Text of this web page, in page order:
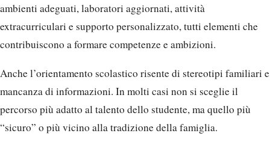
ambienti adeguati, laboratori aggiornati, attività
extracurriculari e supporto personalizzato, tutti elementi che
contribuiscono a formare competenze e ambizioni.
Anche l’orientamento scolastico risente di stereotipi familiari e
mancanza di informazioni. In molti casi non si sceglie il
percorso più adatto al talento dello studente, ma quello più
“sicuro” o più vicino alla tradizione della famiglia.